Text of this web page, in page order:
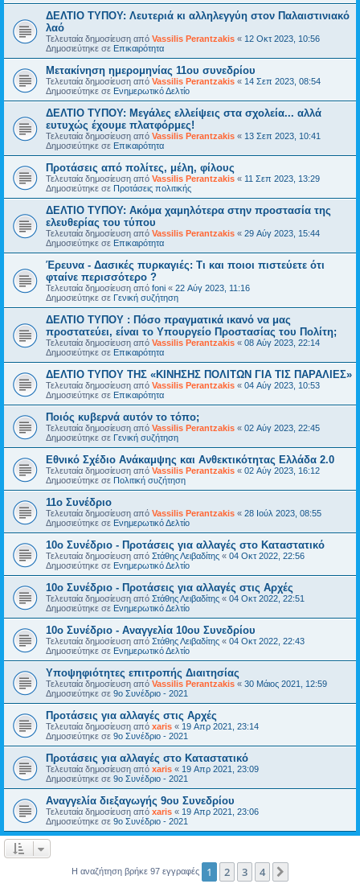
ΔΕΛΤΙΟ ΤΥΠΟΥ: Λευτεριά κι αλληλεγγύη στον Παλαιστινιακό
λαό
Τελευταία δημοσίευση από Vassilis Perantzakis « 12 Οκτ 2023, 10:56
Δημοσιεύτηκε σε Επικαιρότητα
Μετακίνηση ημερομηνίας 11ου συνεδρίου
Τελευταία δημοσίευση από Vassilis Perantzakis « 14 Σεπ 2023, 08:54
Δημοσιεύτηκε σε Ενημερωτικό Δελτίο
ΔΕΛΤΙΟ ΤΥΠΟΥ: Μεγάλες ελλείψεις στα σχολεία... αλλά
ευτυχώς έχουμε πλατφόρμες!
Τελευταία δημοσίευση από Vassilis Perantzakis « 13 Σεπ 2023, 10:41
Δημοσιεύτηκε σε Επικαιρότητα
Προτάσεις από πολίτες, μέλη, φίλους
Τελευταία δημοσίευση από Vassilis Perantzakis « 11 Σεπ 2023, 13:29
Δημοσιεύτηκε σε Προτάσεις πολιτικής
ΔΕΛΤΙΟ ΤΥΠΟΥ: Ακόμα χαμηλότερα στην προστασία της
ελευθερίας του τύπου
Τελευταία δημοσίευση από Vassilis Perantzakis « 29 Αύγ 2023, 15:44
Δημοσιεύτηκε σε Επικαιρότητα
Έρευνα - Δασικές πυρκαγιές: Τι και ποιοι πιστεύετε ότι
φταίνε περισσότερο ?
Τελευταία δημοσίευση από foni « 22 Αύγ 2023, 11:16
Δημοσιεύτηκε σε Γενική συζήτηση
ΔΕΛΤΙΟ ΤΥΠΟΥ : Πόσο πραγματικά ικανό να μας
προστατεύει, είναι το Υπουργείο Προστασίας του Πολίτη;
Τελευταία δημοσίευση από Vassilis Perantzakis « 08 Αύγ 2023, 22:14
Δημοσιεύτηκε σε Επικαιρότητα
ΔΕΛΤΙΟ ΤΥΠΟΥ ΤΗΣ «ΚΙΝΗΣΗΣ ΠΟΛΙΤΩΝ ΓΙΑ ΤΙΣ ΠΑΡΑΛΙΕΣ»
Τελευταία δημοσίευση από Vassilis Perantzakis « 04 Αύγ 2023, 10:53
Δημοσιεύτηκε σε Επικαιρότητα
Ποιός κυβερνά αυτόν το τόπο;
Τελευταία δημοσίευση από Vassilis Perantzakis « 02 Αύγ 2023, 22:45
Δημοσιεύτηκε σε Γενική συζήτηση
Eθνικό Σχέδιο Ανάκαμψης και Ανθεκτικότητας Ελλάδα 2.0
Τελευταία δημοσίευση από Vassilis Perantzakis « 02 Αύγ 2023, 16:12
Δημοσιεύτηκε σε Πολιτική συζήτηση
11o Συνέδριο
Τελευταία δημοσίευση από Vassilis Perantzakis « 28 Ιούλ 2023, 08:55
Δημοσιεύτηκε σε Ενημερωτικό Δελτίο
10ο Συνέδριο - Προτάσεις για αλλαγές στο Καταστατικό
Τελευταία δημοσίευση από Στάθης Λειβαδίτης « 04 Οκτ 2022, 22:56
Δημοσιεύτηκε σε Ενημερωτικό Δελτίο
10ο Συνέδριο - Προτάσεις για αλλαγές στις Αρχές
Τελευταία δημοσίευση από Στάθης Λειβαδίτης « 04 Οκτ 2022, 22:51
Δημοσιεύτηκε σε Ενημερωτικό Δελτίο
10ο Συνέδριο - Αναγγελία 10ου Συνεδρίου
Τελευταία δημοσίευση από Στάθης Λειβαδίτης « 04 Οκτ 2022, 22:43
Δημοσιεύτηκε σε Ενημερωτικό Δελτίο
Υποψηφιότητες επιτροπής Διαιτησίας
Τελευταία δημοσίευση από Vassilis Perantzakis « 30 Μάιος 2021, 12:59
Δημοσιεύτηκε σε 9ο Συνέδριο - 2021
Προτάσεις για αλλαγές στις Αρχές
Τελευταία δημοσίευση από xaris « 19 Απρ 2021, 23:14
Δημοσιεύτηκε σε 9ο Συνέδριο - 2021
Προτάσεις για αλλαγές στο Καταστατικό
Τελευταία δημοσίευση από xaris « 19 Απρ 2021, 23:09
Δημοσιεύτηκε σε 9ο Συνέδριο - 2021
Αναγγελία διεξαγωγής 9ου Συνεδρίου
Τελευταία δημοσίευση από xaris « 19 Απρ 2021, 23:06
Δημοσιεύτηκε σε 9ο Συνέδριο - 2021
Η αναζήτηση βρήκε 97 εγγραφές 1 2 3 4